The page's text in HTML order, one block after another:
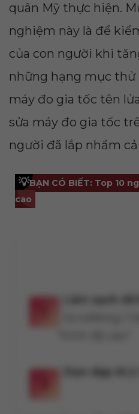
quân Mỹ thực hiện.
nghiệm này là để
của con người khi
những hạng mục thử
máy đo gia tốc tên
sửa máy đo gia tốc
người đã lắp nhầm
💡BẠN CÓ BIẾT: Top 10
cao